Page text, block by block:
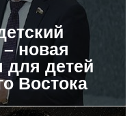
новая
для детей
Востока